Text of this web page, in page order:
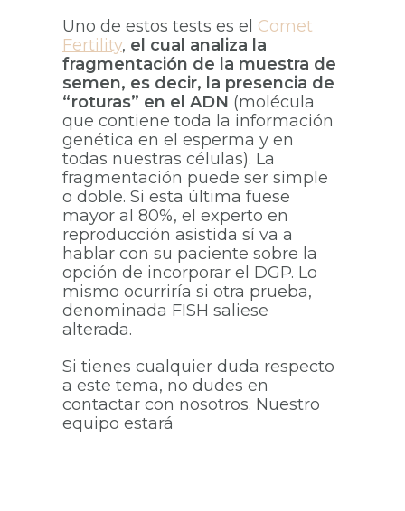
Uno de estos tests es el Comet
Fertility, el cual analiza la
fragmentación de la muestra de
semen, es decir, la presencia de
“roturas” en el ADN (molécula
que contiene toda la información
genética en el esperma y en
todas nuestras células). La
fragmentación puede ser simple
o doble. Si esta última fuese
mayor al 80%, el experto en
reproducción asistida sí va a
hablar con su paciente sobre la
opción de incorporar el DGP. Lo
mismo ocurriría si otra prueba,
denominada FISH saliese
alterada.
Si tienes cualquier duda respecto
a este tema, no dudes en
contactar con nosotros. Nuestro
equipo estará